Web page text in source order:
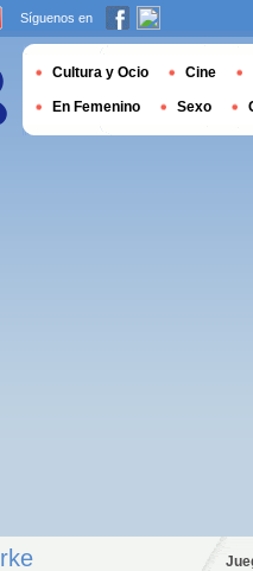
Síguenos en
Cultura y Ocio Cine
En Femenino Sexo